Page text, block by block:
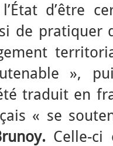
d’être
de pratiquer
»,
traduit en
« se
Celle-ci